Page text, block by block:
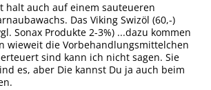
halt auch auf einem sauteueren
Das Viking Swizöl (60,-)
Sonax Produkte 2-3%) ...dazu kommen
wieweit die Vorbehandlungsmittelchen
sind kann ich nicht sagen. Sie
es, aber Die kannst Du ja auch beim